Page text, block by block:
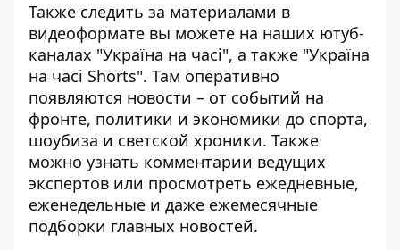
Также следить за материалами в
видеоформате вы можете на наших ютуб-
каналах "Україна на часі", а также "Україна
на часі Shorts". Там оперативно
появляются новости – от событий на
фронте, политики и экономики до спорта,
шоубиза и светской хроники. Также
можно узнать комментарии ведущих
экспертов или просмотреть ежедневные,
еженедельные и даже ежемесячные
подборки главных новостей.